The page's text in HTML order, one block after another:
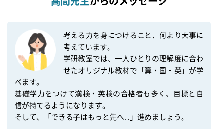
考える力を身につけること、何より大事に
考えています。
学研教室では、一人ひとりの理解度に合わ
せたオリジナル教材で「算・国・英」が学
べます。
基礎学力をつけて漢検・英検の合格者も多く、目標と自
信が持てるようになります。
そして、「できる子はもっと先へ…」進めましょう。